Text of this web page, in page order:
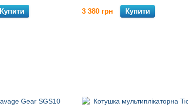
Купити
3 380 грн
Купити